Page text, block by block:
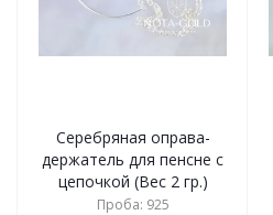
Серебряная оправа-
держатель для пенсне с
цепочкой (Вес 2 гр.)
Проба: 925